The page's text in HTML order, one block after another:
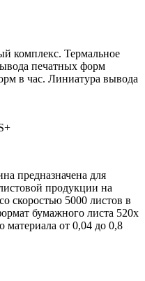
комплекс. Термальное
печатных форм
в час. Линиатура вывода
предназначена для
продукции на
скоростью 5000 листов в
бумажного листа 520х
материала от 0,04 до 0,8